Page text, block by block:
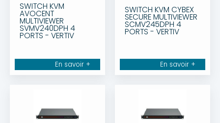
SWITCH KVM
AVOCENT
MULTIVIEWER
SVMV240DPH 4
PORTS - VERTIV
En savoir +
SWITCH KVM CYBEX
SECURE MULTIVIEWER
SCMV245DPH 4
PORTS - VERTIV
En savoir +